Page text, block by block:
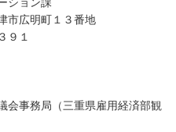
広明町１３番地
１
事務局（三重県雇用経済部観